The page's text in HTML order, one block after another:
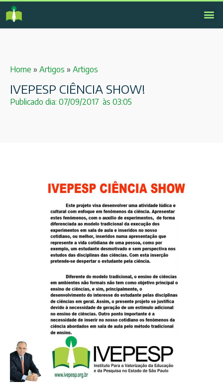
Home » Artigos » Artigos
IVEPESP CIÊNCIA SHOW!
Publicado dia: 07/09/2017 às 03:05